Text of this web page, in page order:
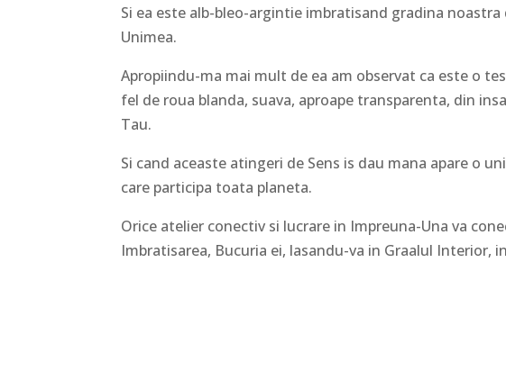
Si ea este alb-bleo-argintie imbratisand gradina
Unimea.
Apropiindu-ma mai mult de ea am observat ca este o
fel de roua blanda, suava, aproape transparenta, din
Tau.
Si cand aceaste atingeri de Sens is dau mana apare o
care participa toata planeta.
Orice atelier conectiv si lucrare in Impreuna-Una va
Imbratisarea, Bucuria ei, lasandu-va in Graalul Interior,